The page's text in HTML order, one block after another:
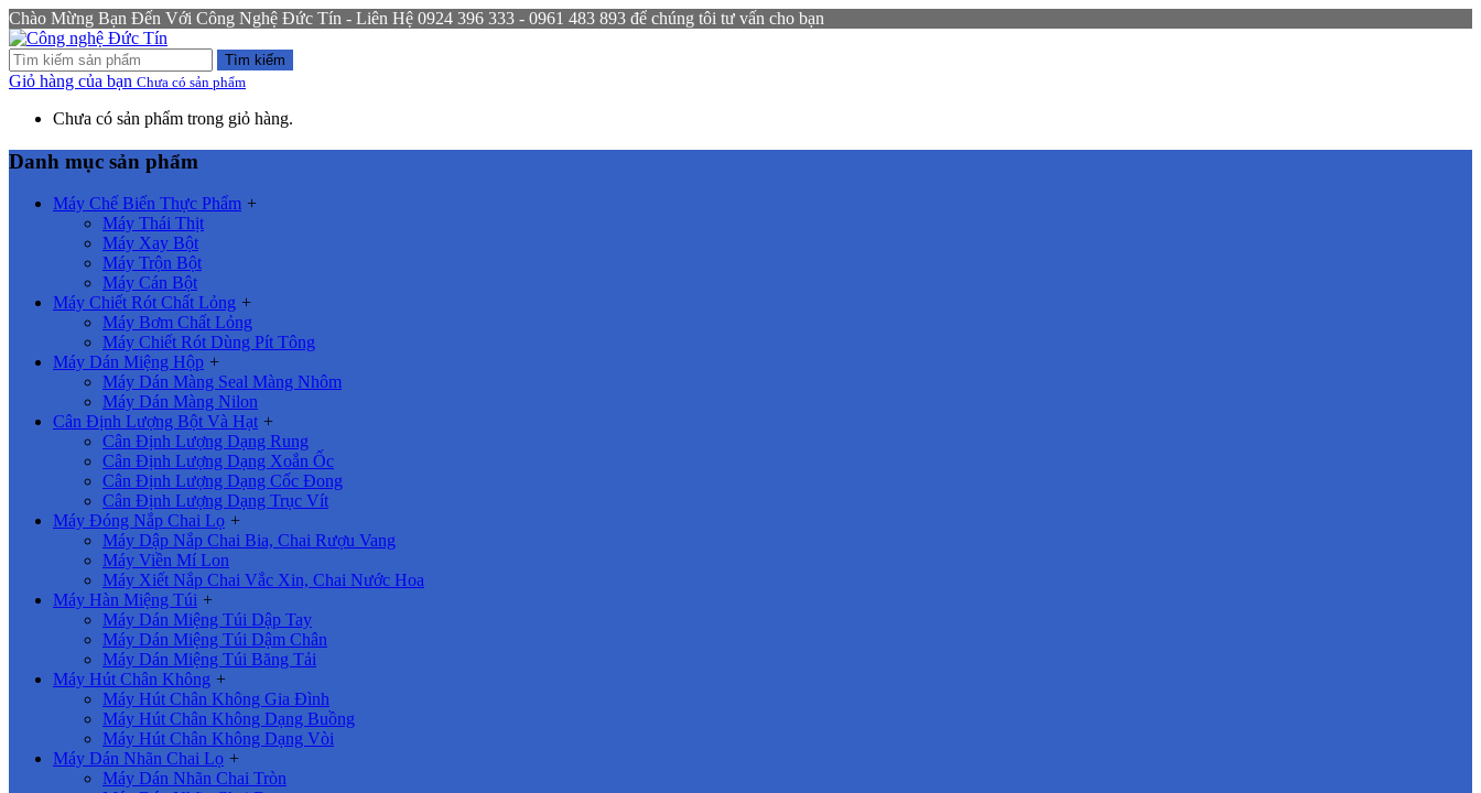
Chào Mừng Bạn Đến Với Công Nghệ Đức Tín - Liên Hệ 0924 396 333 - 0961 483 893 để chúng tôi tư vấn cho bạn
Tìm kiếm
Giỏ hàng của bạn Chưa có sản phẩm
Chưa có sản phẩm trong giỏ hàng.
Danh mục sản phẩm
Máy Chế Biến Thực Phẩm +
Máy Thái Thịt
Máy Xay Bột
Máy Trộn Bột
Máy Cán Bột
Máy Chiết Rót Chất Lỏng +
Máy Bơm Chất Lỏng
Máy Chiết Rót Dùng Pít Tông
Máy Dán Miệng Hộp +
Máy Dán Màng Seal Màng Nhôm
Máy Dán Màng Nilon
Cân Định Lượng Bột Và Hạt +
Cân Định Lượng Dạng Rung
Cân Định Lượng Dạng Xoắn Ốc
Cân Định Lượng Dạng Cốc Đong
Cân Định Lượng Dạng Trục Vít
Máy Đóng Nắp Chai Lọ +
Máy Dập Nắp Chai Bia, Chai Rượu Vang
Máy Viền Mí Lon
Máy Xiết Nắp Chai Vắc Xin, Chai Nước Hoa
Máy Hàn Miệng Túi +
Máy Dán Miệng Túi Dập Tay
Máy Dán Miệng Túi Dậm Chân
Máy Dán Miệng Túi Băng Tải
Máy Hút Chân Không +
Máy Hút Chân Không Gia Đình
Máy Hút Chân Không Dạng Buồng
Máy Hút Chân Không Dạng Vòi
Máy Dán Nhãn Chai Lọ +
Máy Dán Nhãn Chai Tròn